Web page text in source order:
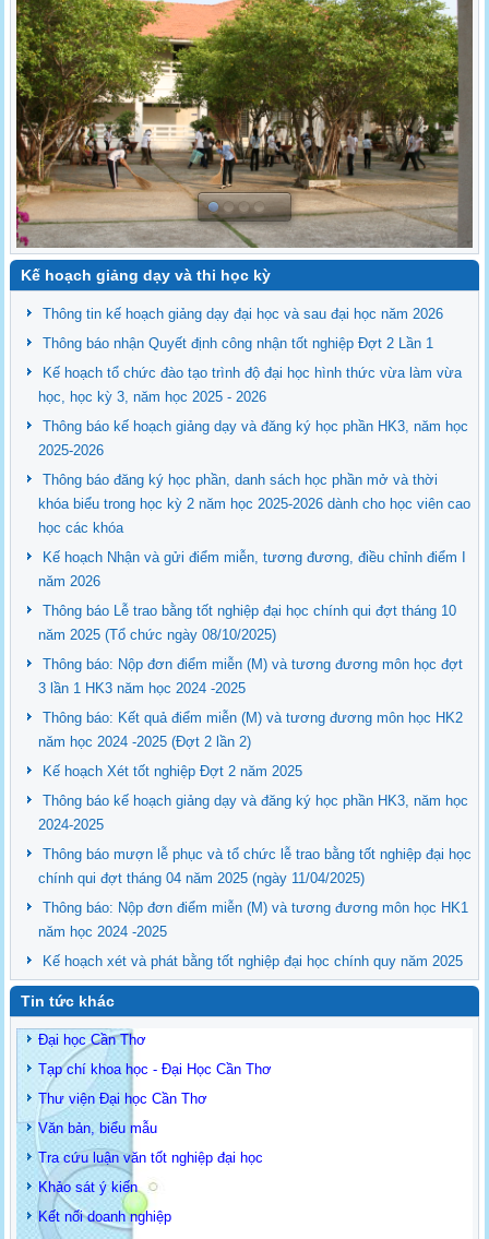
Kế hoạch giảng dạy và thi học kỳ
Thông tin kế hoạch giảng dạy đại học và sau đại học năm 2026
Thông báo nhận Quyết định công nhận tốt nghiệp Đợt 2 Lần 1
Kế hoạch tổ chức đào tạo trình độ đại học hình thức vừa làm vừa
học, học kỳ 3, năm học 2025 - 2026
Thông báo kế hoạch giảng dạy và đăng ký học phần HK3, năm học
2025-2026
Thông báo đăng ký học phần, danh sách học phần mở và thời
khóa biểu trong học kỳ 2 năm học 2025-2026 dành cho học viên cao
học các khóa
Kế hoạch Nhận và gửi điểm miễn, tương đương, điều chỉnh điểm I
năm 2026
Thông báo Lễ trao bằng tốt nghiệp đại học chính qui đợt tháng 10
năm 2025 (Tổ chức ngày 08/10/2025)
Thông báo: Nộp đơn điểm miễn (M) và tương đương môn học đợt
3 lần 1 HK3 năm học 2024 -2025
Thông báo: Kết quả điểm miễn (M) và tương đương môn học HK2
năm học 2024 -2025 (Đợt 2 lần 2)
Kế hoạch Xét tốt nghiệp Đợt 2 năm 2025
Thông báo kế hoạch giảng dạy và đăng ký học phần HK3, năm học
2024-2025
Thông báo mượn lễ phục và tổ chức lễ trao bằng tốt nghiệp đại học
chính qui đợt tháng 04 năm 2025 (ngày 11/04/2025)
Thông báo: Nộp đơn điểm miễn (M) và tương đương môn học HK1
năm học 2024 -2025
Kế hoạch xét và phát bằng tốt nghiệp đại học chính quy năm 2025
Tin tức khác
Đại học Cần Thơ
Tạp chí khoa học - Đại Học Cần Thơ
Thư viện Đại học Cần Thơ
Văn bản, biểu mẫu
Tra cứu luận văn tốt nghiệp đại học
Khảo sát ý kiến
Kết nối doanh nghiệp